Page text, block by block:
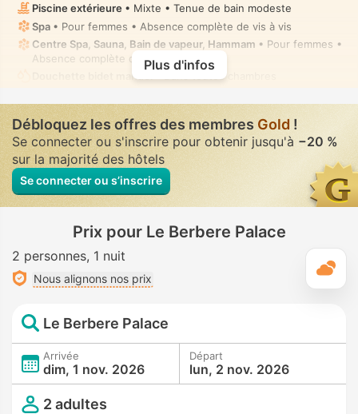
Piscine extérieure • Mixte • Tenue de bain modeste
Spa • Pour femmes • Absence complète de vis à vis
Centre Spa, Sauna, Bain de vapeur, Hammam • Pour femmes •
Absence complète de vis à vis
Douchette bidet manuel
• Dans toutes chambres
Plus d'infos
Débloquez les offres des membres Gold !
Se connecter ou s'inscrire pour obtenir jusqu'à −20 %
sur la majorité des hôtels
Se connecter ou s’inscrire
Prix pour Le Berbere Palace
2 personnes 1 nuit
Nous alignons nos prix
Le Berbere Palace
Arrivée
dim, 1 nov. 2026
Départ
lun, 2 nov. 2026
2 adultes